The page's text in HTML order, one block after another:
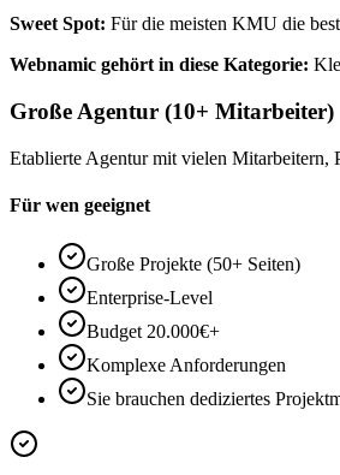
Sweet Spot: Für die meisten KMU die
Webnamic gehört in diese Kategorie:
Große Agentur (10+ Mitarbeiter)
Etablierte Agentur mit vielen Mitarbeitern,
Für wen geeignet
Große Projekte (50+ Seiten)
Enterprise-Level
Budget 20.000€+
Komplexe Anforderungen
Sie brauchen dediziertes